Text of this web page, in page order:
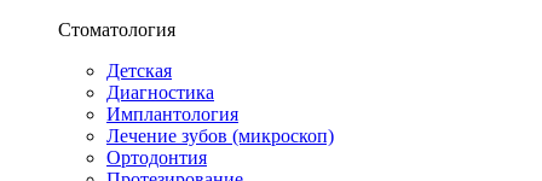
Стоматология
Детская
Диагностика
Имплантология
Лечение зубов (микроскоп)
Ортодонтия